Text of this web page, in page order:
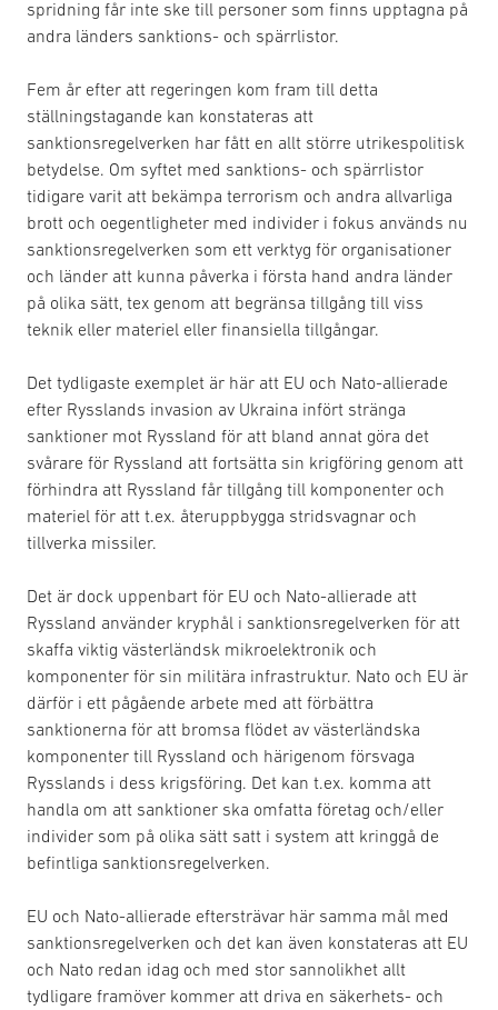
spridning får inte ske till personer som finns upptagna på
andra länders sanktions- och spärrlistor.
Fem år efter att regeringen kom fram till detta
ställningstagande kan konstateras att
sanktionsregelverken har fått en allt större utrikespolitisk
betydelse. Om syftet med sanktions- och spärrlistor
tidigare varit att bekämpa terrorism och andra allvarliga
brott och oegentligheter med individer i fokus används nu
sanktionsregelverken som ett verktyg för organisationer
och länder att kunna påverka i första hand andra länder
på olika sätt, tex genom att begränsa tillgång till viss
teknik eller materiel eller finansiella tillgångar.
Det tydligaste exemplet är här att EU och Nato-allierade
efter Rysslands invasion av Ukraina infört stränga
sanktioner mot Ryssland för att bland annat göra det
svårare för Ryssland att fortsätta sin krigföring genom att
förhindra att Ryssland får tillgång till komponenter och
materiel för att t.ex. återuppbygga stridsvagnar och
tillverka missiler.
Det är dock uppenbart för EU och Nato-allierade att
Ryssland använder kryphål i sanktionsregelverken för att
skaffa viktig västerländsk mikroelektronik och
komponenter för sin militära infrastruktur. Nato och EU är
därför i ett pågående arbete med att förbättra
sanktionerna för att bromsa flödet av västerländska
komponenter till Ryssland och härigenom försvaga
Rysslands i dess krigsföring. Det kan t.ex. komma att
handla om att sanktioner ska omfatta företag och/eller
individer som på olika sätt satt i system att kringgå de
befintliga sanktionsregelverken.
EU och Nato-allierade eftersträvar här samma mål med
sanktionsregelverken och det kan även konstateras att EU
och Nato redan idag och med stor sannolikhet allt
tydligare framöver kommer att driva en säkerhets- och